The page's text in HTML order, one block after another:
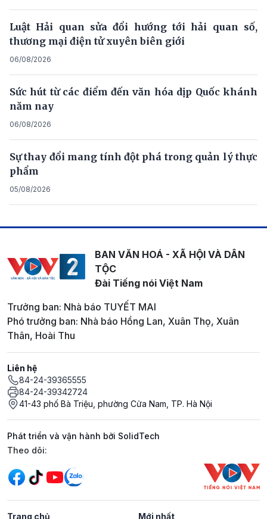
Luật Hải quan sửa đổi hướng tới hải quan số,
thương mại điện tử xuyên biên giới
06/08/2026
Sức hút từ các điểm đến văn hóa dịp Quốc khánh
năm nay
06/08/2026
Sự thay đổi mang tính đột phá trong quản lý thực
phẩm
05/08/2026
BAN VĂN HOÁ - XÃ HỘI VÀ DÂN
TỘC
Đài Tiếng nói Việt Nam
Trưởng ban: Nhà báo TUYẾT MAI
Phó trưởng ban: Nhà báo Hồng Lan, Xuân Thọ, Xuân
Thân, Hoài Thu
Liên hệ
84-24-39365555
84-24-39342724
41-43 phố Bà Triệu, phường Cửa Nam, TP. Hà Nội
Phát triển và vận hành bởi SolidTech
Mạng xã hội
Theo dõi:
Trang chủ Mới nhất